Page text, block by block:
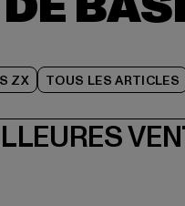
ZX TOUS LES ARTICLES